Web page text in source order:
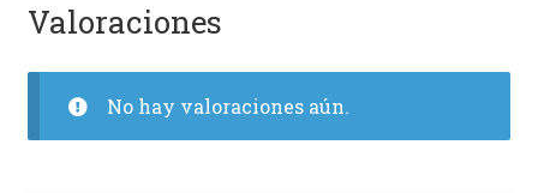
Valoraciones
No hay valoraciones aún.